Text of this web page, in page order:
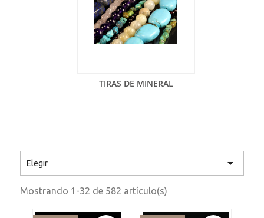
TIRAS DE MINERAL
Elegir 
Mostrando 1-32 de 582 artículo(s)